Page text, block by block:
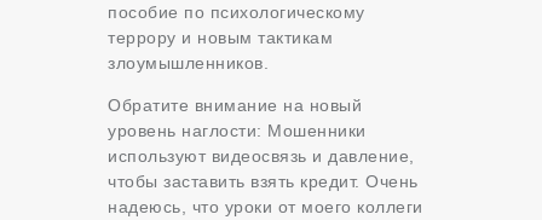
пособие по психологическому
террору и новым тактикам
злоумышленников.
Обратите внимание на новый
уровень наглости: Мошенники
используют видеосвязь и давление,
чтобы заставить взять кредит. Очень
надеюсь, что уроки от моего коллеги